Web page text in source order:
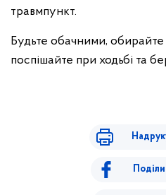
травмпункт.
Будьте обачними, обирайте
поспішайте при ходьбі та